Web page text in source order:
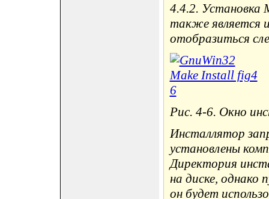
4.4.2. Установка
также является
отобразиться
Рис. 4-6. Окно
Инсталлятор
установлены
Директория
на диске,
он будет